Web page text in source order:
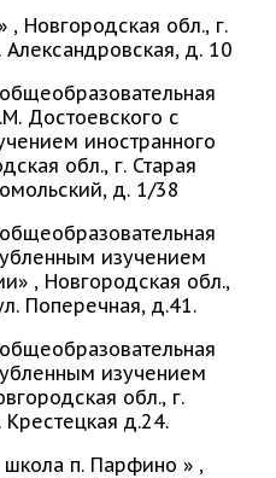
, Новгородская обл., г.
Александровская, д. 10
Достоевского с
иностранного
обл., г. Старая
д. 1/38
изучением
, Новгородская обл.,
Поперечная, д.41.
изучением
обл., г.
Крестецкая д.24.
п. Парфино » ,